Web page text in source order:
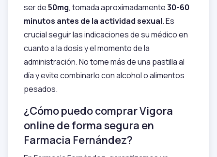
ser de50mg, tomada aproximadamente30-60
minutos antes de la actividad sexual. Es
crucial seguir las indicaciones de su médico en
cuanto a la dosis y el momento de la
administración. No tome más de una pastilla al
día y evite combinarlo con alcohol o alimentos
pesados.
¿Cómo puedo comprar Vigora
online de forma segura en
Farmacia Fernández?